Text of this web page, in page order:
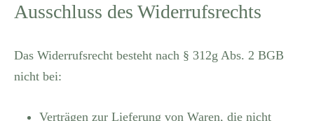
Ausschluss des Widerrufsrechts
Das Widerrufsrecht besteht nach § 312g Abs. 2 BGB
nicht bei:
Verträgen zur Lieferung von Waren, die nicht